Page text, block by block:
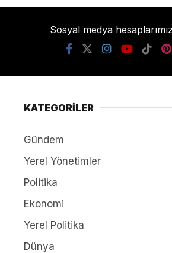
Sosyal medya
KATEGORİLER
Gündem
Yerel Yönetimler
Politika
Ekonomi
Yerel Politika
Dünya